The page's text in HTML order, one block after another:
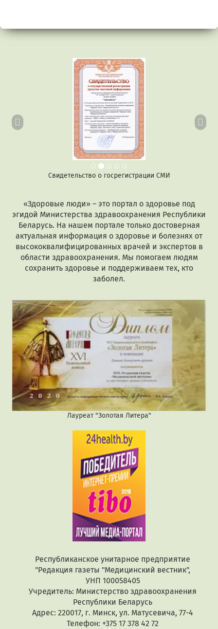
Свидетельство о госрегистрации СМИ
Предыдущий
«Здоровые люди» – это портал о здоровье под
эгидой Министерства здравоохранения Республики
Беларусь. На нашем портале только достоверная
актуальная информация о здоровье и болезнях от
высококвалифицированных врачей и экспертов в
области здравоохранения. Мы помогаем людям
сохранить здоровье и поддерживаем тех, кто
заболел.
Лауреат "Золотая Литера"
Республиканское унитарное предприятие
"Редакция газеты "Медицинский вестник",
УНП 100058405
Учредитель: Министерство здравоохранения
Республики Беларусь
Адрес: 220017, г. Минск, ул. Матусевича, 77-4
Телефон: +375 17 378 42 72